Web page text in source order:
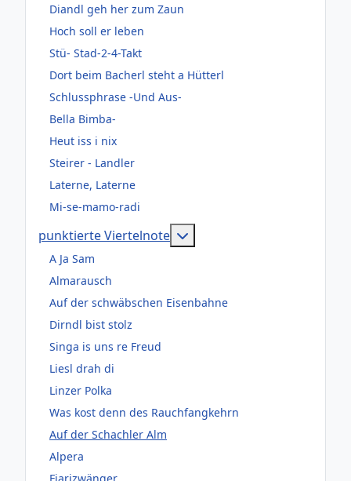
Diandl geh her zum Zaun
Hoch soll er leben
Stü- Stad-2-4-Takt
Dort beim Bacherl steht a Hütterl
Schlussphrase -Und Aus-
Bella Bimba-
Heut iss i nix
Steirer - Landler
Laterne, Laterne
Mi-se-mamo-radi
punktierte Viertelnote
A Ja Sam
Almarausch
Auf der schwäbschen Eisenbahne
Dirndl bist stolz
Singa is uns re Freud
Liesl drah di
Linzer Polka
Was kost denn des Rauchfangkehrn
Auf der Schachler Alm
Alpera